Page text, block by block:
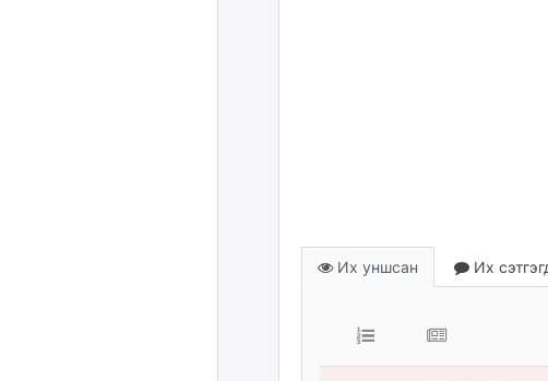
Их уншсан Их